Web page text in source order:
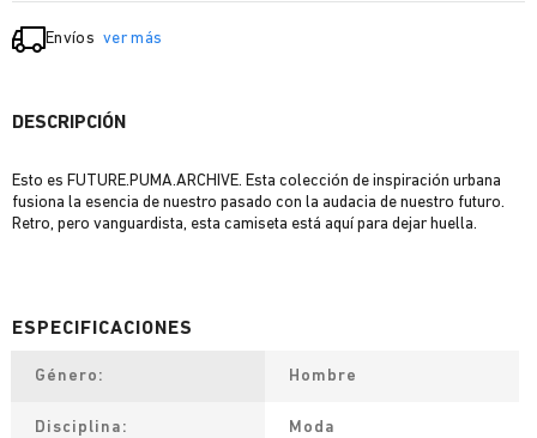
Envíos ver más
DESCRIPCIÓN
Esto es FUTURE.PUMA.ARCHIVE. Esta colección de inspiración urbana
fusiona la esencia de nuestro pasado con la audacia de nuestro futuro.
Retro, pero vanguardista, esta camiseta está aquí para dejar huella.
Género Hombre
Disciplina Moda